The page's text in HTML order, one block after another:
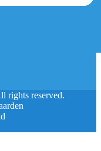
rights reserved.